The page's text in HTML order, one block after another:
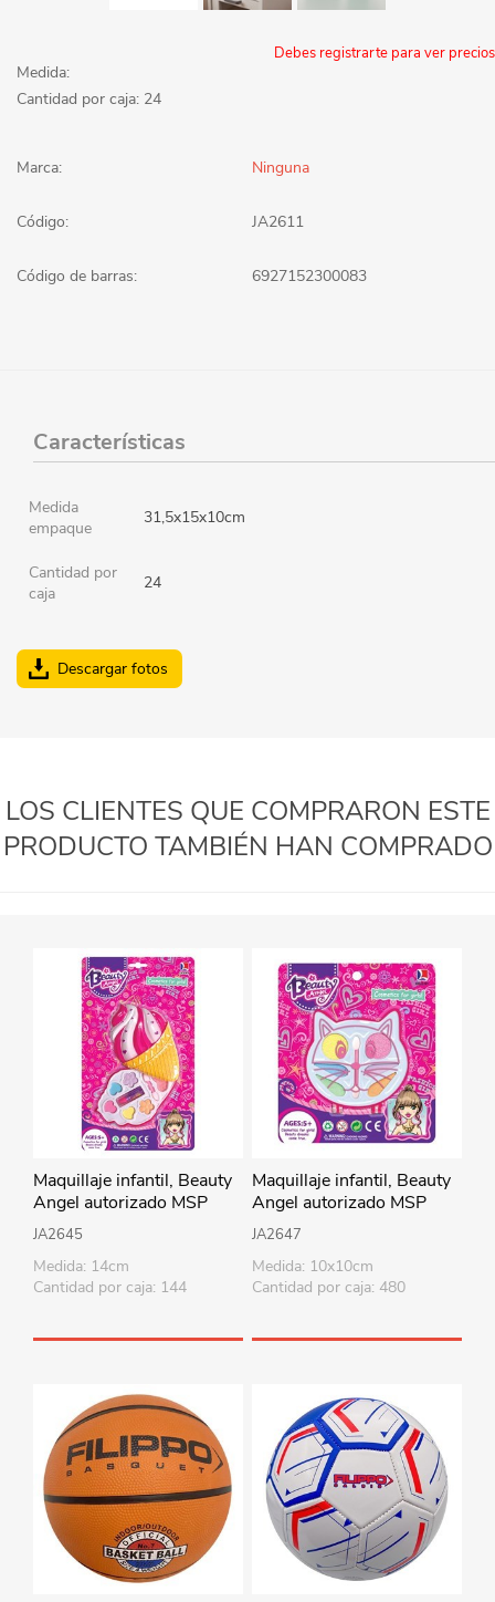
Debes registrarte para ver precios
Medida:
Cantidad por caja: 24
Marca: Ninguna
Código: JA2611
Código de barras: 6927152300083
Características
Medida
empaque
31,5x15x10cm
Cantidad por
caja
24
Descargar fotos
LOS CLIENTES QUE COMPRARON ESTE
PRODUCTO TAMBIÉN HAN COMPRADO
Maquillaje infantil, Beauty
Angel autorizado MSP
JA2645
Medida: 14cm
Cantidad por caja: 144
Maquillaje infantil, Beauty
Angel autorizado MSP
JA2647
Medida: 10x10cm
Cantidad por caja: 480